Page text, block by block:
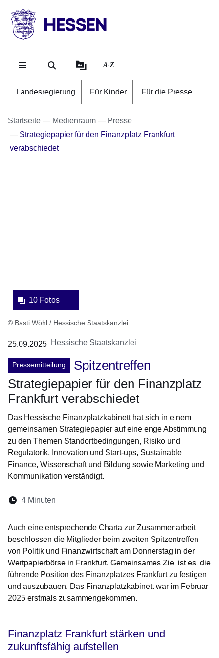
HESSEN
Landesregierung
A-Z
Landesregierung Für Kinder Für die Presse
Startseite Medienraum
Presse
Strategiepapier für den Finanzplatz Frankfurt
verabschiedet
10 Fotos
© Basti Wöhl / Hessische Staatskanzlei
25.09.2025 Hessische Staatskanzlei
Pressemitteilung
Spitzentreffen
Strategiepapier für den Finanzplatz
Frankfurt verabschiedet
Das Hessische Finanzplatzkabinett hat sich in einem
gemeinsamen Strategiepapier auf eine enge Abstimmung
zu den Themen Standortbedingungen, Risiko und
Regulatorik, Innovation und Start-ups, Sustainable
Finance, Wissenschaft und Bildung sowie Marketing und
Kommunikation verständigt.
Lesedauer:
4 Minuten
Auch eine entsprechende Charta zur Zusammenarbeit
beschlossen die Mitglieder beim zweiten Spitzentreffen
von Politik und Finanzwirtschaft am Donnerstag in der
Wertpapierbörse in Frankfurt. Gemeinsames Ziel ist es, die
führende Position des Finanzplatzes Frankfurt zu festigen
und auszubauen. Das Finanzplatzkabinett war im Februar
2025 erstmals zusammengekommen.
Finanzplatz Frankfurt stärken und
zukunftsfähig aufstellen